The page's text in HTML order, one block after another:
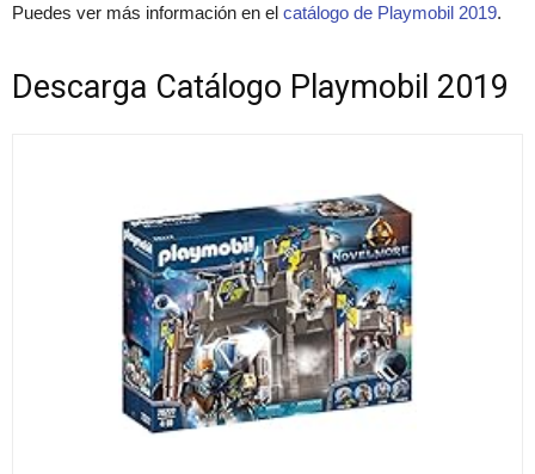
Puedes ver más información en el catálogo de Playmobil 2019.
Descarga Catálogo Playmobil 2019